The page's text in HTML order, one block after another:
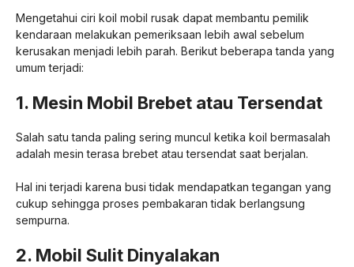
Mengetahui ciri koil mobil rusak dapat membantu pemilik
kendaraan melakukan pemeriksaan lebih awal sebelum
kerusakan menjadi lebih parah. Berikut beberapa tanda yang
umum terjadi:
1. Mesin Mobil Brebet atau Tersendat
Salah satu tanda paling sering muncul ketika koil bermasalah
adalah mesin terasa brebet atau tersendat saat berjalan.
Hal ini terjadi karena busi tidak mendapatkan tegangan yang
cukup sehingga proses pembakaran tidak berlangsung
sempurna.
2. Mobil Sulit Dinyalakan